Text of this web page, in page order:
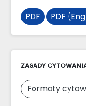
PDF PDF
ZASADY
Formaty